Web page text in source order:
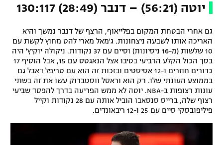
יוטה (56:21) – דנבר (28:49) 130:117
גם אחרי הבטחת המקום בפלייאוף, הרצף של דנבר נמשך והיא
האריכה אותו לשבעה ניצחונות. ג'מאל מארי להט מחוץ לקשת עם
10 שלשות (מ-16 ניסיונות) וסיים עם 37 נקודות. ניקולה יוקיץ' היה
בסך הכול הקלע הרביעי בטיבו אצל הנאגטס עם 15, אבל הוסיף 17
כדורים חוזרים ו-12 אסיסטים ובזכות זה הוא עם טריפל דאבל גם
בממוצע העונתי שלו. רק הוא וראסל ווסטברוק עשו את זה בשתי
עונות רצופות ב-NBA. יוטה לא ממש הפריעה בדרך להפסד שביעי
רצוף שלה, ברייס סנסאבו הוביל אותה עם 28 נקודות וקייל
פיליפובסקי סיים עם 25 ו-12 ריבאונדים.